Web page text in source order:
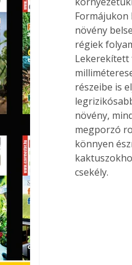
Formájukon
növény
régiek
Lekerekített
részeibe is
növény,
megporzó
könnyen
csekély.